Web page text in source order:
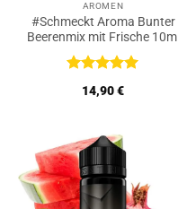
AROMEN
#Schmeckt Aroma Bunter
Beerenmix mit Frische 10ml
Bewertet
mit5von
14,90€